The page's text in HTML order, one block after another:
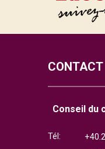
CONTACT
Conseil du
Tél: